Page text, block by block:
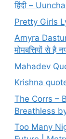
हिंदी –
Pretty Girls
Amyra Dastur
मोमबत्तियों से है
Mahadev
Krishna
The Corrs –
Breathless
Too Many